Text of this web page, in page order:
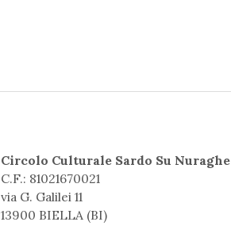
Circolo Culturale Sardo Su Nuraghe
C.F.: 81021670021
via G. Galilei 11
13900 BIELLA (BI)